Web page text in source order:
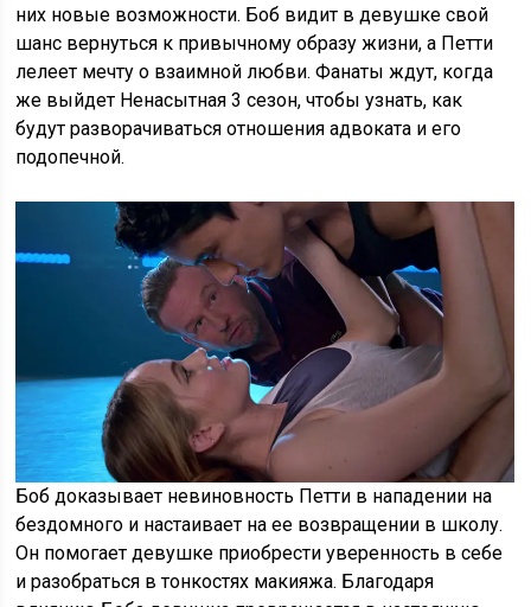
них новые возможности. Боб видит в девушке свой
шанс вернуться к привычному образу жизни, а Петти
лелеет мечту о взаимной любви. Фанаты ждут, когда
же выйдет Ненасытная 3 сезон, чтобы узнать, как
будут разворачиваться отношения адвоката и его
подопечной.
Боб доказывает невиновность Петти в нападении на
бездомного и настаивает на ее возвращении в школу.
Он помогает девушке приобрести уверенность в себе
и разобраться в тонкостях макияжа. Благодаря